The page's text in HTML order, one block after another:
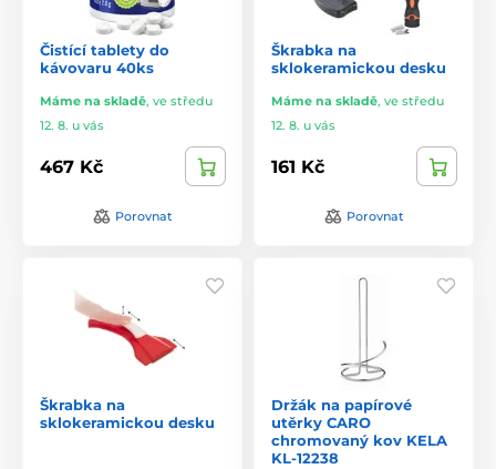
Čistící tablety do
kávovaru 40ks
Máme na skladě, ve středu
12. 8. u vás
467 Kč
Porovnat
Škrabka na
sklokeramickou desku
Máme na skladě, ve středu
12. 8. u vás
161 Kč
Porovnat
Škrabka na
sklokeramickou desku
Držák na papírové
utěrky CARO
chromovaný kov KELA
KL-12238